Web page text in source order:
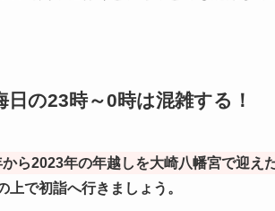
の23時～0時は混雑する！
ら2023年の年越しを大崎八幡宮で迎え
上で初詣へ行きましょう。